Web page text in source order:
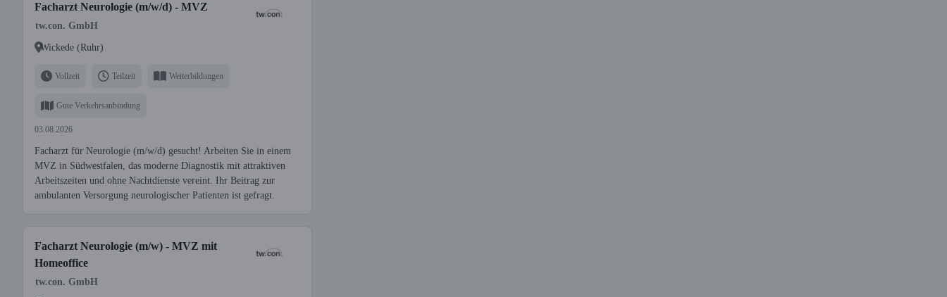
Facharzt Neurologie (m/w/d) - MVZ
tw.con. GmbH
Wickede (Ruhr)
Vollzeit Teilzeit Weiterbildungen
Gute Verkehrsanbindung
03.08.2026
Facharzt für Neurologie (m/w/d) gesucht! Arbeiten Sie in einem
MVZ in Südwestfalen, das moderne Diagnostik mit attraktiven
Arbeitszeiten und ohne Nachtdienste vereint. Ihr Beitrag zur
ambulanten Versorgung neurologischer Patienten ist gefragt.
Facharzt Neurologie (m/w) - MVZ mit
Homeoffice
tw.con. GmbH